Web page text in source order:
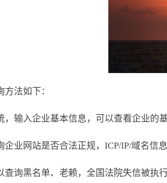
法如下：
，输入企业基本信息，可以查看企业的
企业网站是否合法正规，ICP/IP/域名信
查询黑名单、老赖，全国法院失信被执